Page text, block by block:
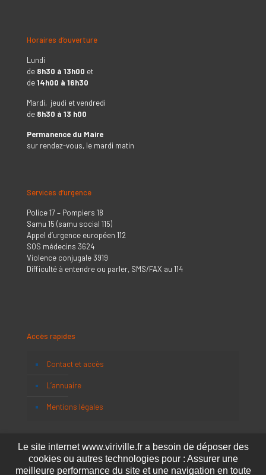
Horaires d’ouverture
Lundi
de 8h30 à 13h00 et
de14h00 à 16h30
Mardi, jeudi et vendredi
de 8h30 à 13 h00
Permanence du Maire
sur rendez-vous, le mardi matin
Services d’urgence
Police 17 – Pompiers 18
Samu 15 (samu social 115)
Appel d’urgence européen 112
SOS médecins 3624
Violence conjugale 3919
Difficulté à entendre ou parler, SMS/FAX au 114
Accès rapides
Contact et accès
L’annuaire
Mentions légales
Le site internet www.viriville.fr a besoin de déposer des
cookies ou autres technologies pour : Assurer une
meilleure performance du site et une navigation en toute